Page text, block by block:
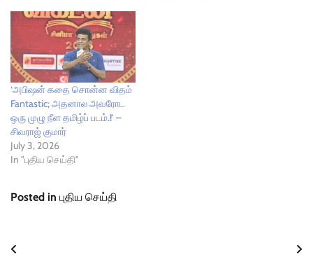
‘அபிஷன் கதை சொன்ன விதம்
Fantastic; அதனால அவரோட
ஒரு முழு நீள தமிழ்ப் படம்.!’ –
சிவராஜ் குமார்
July 3, 2026
In "புதிய செய்தி"
Posted in புதிய செய்தி
Post